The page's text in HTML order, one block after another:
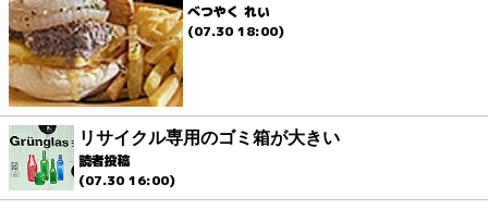
べつやく れい
(07.30 18:00)
リサイクル専用のゴミ箱が大きい
読者投稿
(07.30 16:00)